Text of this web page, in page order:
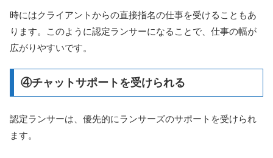
時にはクライアントからの直接指名の仕事を受けることもあ
ります。このように認定ランサーになることで、仕事の幅が
広がりやすいです。
④チャットサポートを受けられる
認定ランサーは、優先的にランサーズのサポートを受けられ
ます。